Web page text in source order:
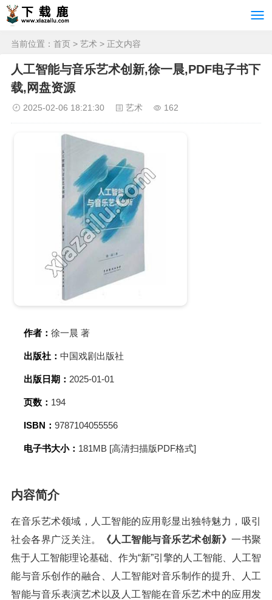
当前位置： 首页 > 艺术 > 正文内容
人工智能与音乐艺术创新,徐一晨,PDF电子书下
载,网盘资源
2025-02-06 18:21:30 艺术 162
作者： 徐一晨 著
出版社： 中国戏剧出版社
出版日期： 2025-01-01
页数： 194
ISBN： 9787104055556
电子书大小： 181MB [高清扫描版PDF格式]
内容简介
在音乐艺术领域，人工智能的应用彰显出独特魅力，吸引
社会各界广泛关注。
《人工智能与音乐艺术创新》 一书聚
焦于人工智能理论基础、作为“新”引擎的人工智能、人工智
能与音乐创作的融合、人工智能对音乐制作的提升、人工
智能与音乐表演艺术以及人工智能在音乐艺术中的应用发